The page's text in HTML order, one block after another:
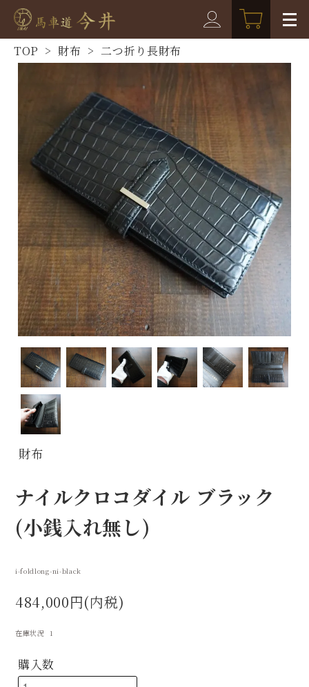
TOP > 財布 > 二つ折り長財布
財布
ナイルクロコダイル ブラック
(小銭入れ無し)
i-foldlong-ni-black
484,000円(内税)
在庫状況 1
購入数